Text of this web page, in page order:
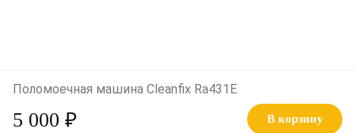
Поломоечная машина Cleanfix Ra431E
5 000 ₽ В корзину